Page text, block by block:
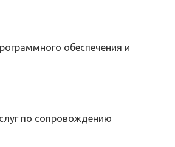
обеспечения и
по сопровождению